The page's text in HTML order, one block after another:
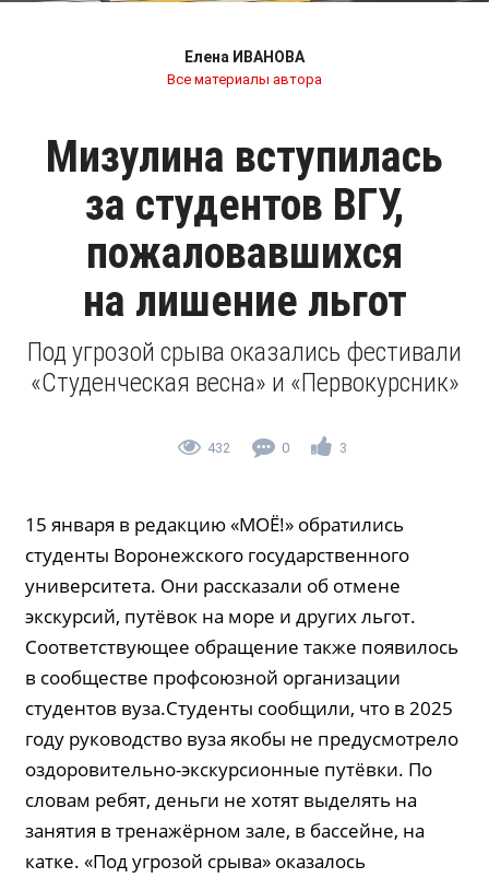
Елена ИВАНОВА
Все материалы автора
Мизулина вступилась
за студентов ВГУ,
пожаловавшихся
на лишение льгот
Под угрозой срыва оказались фестивали
«Студенческая весна» и «Первокурсник»
432 0 3
15 января в редакцию «МОЁ!» обратились
студенты Воронежского государственного
университета. Они рассказали об отмене
экскурсий, путёвок на море и других льгот.
Соответствующее обращение также появилось
в сообществе профсоюзной организации
студентов вуза.Студенты сообщили, что в 2025
году руководство вуза якобы не предусмотрело
оздоровительно-экскурсионные путёвки. По
словам ребят, деньги не хотят выделять на
занятия в тренажёрном зале, в бассейне, на
катке. «Под угрозой срыва» оказалось